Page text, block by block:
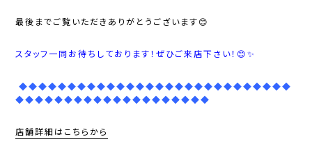
最後までご覧いただきありがとうございます😊
スタッフ一同お待ちしております！ぜひご来店下さい！😊✨
◆◆◆◆◆◆◆◆◆◆◆◆◆◆◆◆◆◆◆◆◆◆◆◆◆◆◆◆
◆◆◆◆◆◆◆◆◆◆◆◆◆◆◆◆◆◆◆◆
店舗詳細はこちらから